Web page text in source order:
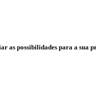
as possibilidades para a sua